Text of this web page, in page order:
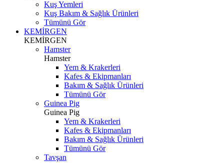
Kuş Yemleri
Kuş Bakım & Sağlık Ürünleri
Tümünü Gör
KEMİRGEN
KEMİRGEN
Hamster
Hamster
Yem & Krakerleri
Kafes & Ekipmanları
Bakım & Sağlık Ürünleri
Tümünü Gör
Guinea Pig
Guinea Pig
Yem & Krakerleri
Kafes & Ekipmanları
Bakım & Sağlık Ürünleri
Tümünü Gör
Tavşan